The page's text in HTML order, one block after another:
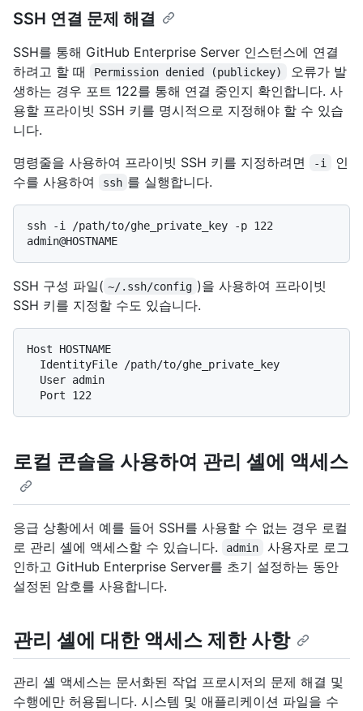
SSH 연결 문제 해결
SSH를 통해 GitHub Enterprise Server 인스턴스에 연결
하려고 할 때
Permission denied (publickey)
오류가 발
생하는 경우 포트 122를 통해 연결 중인지 확인합니다. 사
용할 프라이빗 SSH 키를 명시적으로 지정해야 할 수 있습
니다.
명령줄을 사용하여 프라이빗 SSH 키를 지정하려면
-i
인
수를 사용하여
ssh 를 실행합니다.
ssh -i /path/to/ghe_private_key -p 122
SSH 구성 파일( ~/.ssh/config )을 사용하여 프라이빗
SSH 키를 지정할 수도 있습니다.
Host HOSTNAME
로컬 콘솔을 사용하여 관리 셸에 액세스
응급 상황에서 예를 들어 SSH를 사용할 수 없는 경우 로컬
로 관리 셸에 액세스할 수 있습니다.
admin
사용자로 로그
인하고 GitHub Enterprise Server를 초기 설정하는 동안
설정된 암호를 사용합니다.
관리 셸에 대한 액세스 제한 사항
관리 셸 액세스는 문서화된 작업 프로시저의 문제 해결 및
수행에만 허용됩니다. 시스템 및 애플리케이션 파일을 수